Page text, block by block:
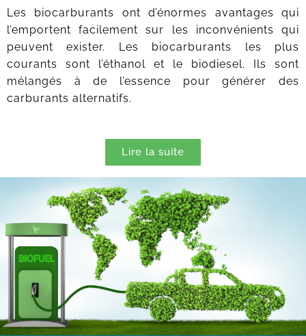
Les biocarburants ont d’énormes avantages qui
l’emportent facilement sur les inconvénients qui
peuvent exister. Les biocarburants les plus
courants sont l’éthanol et le biodiesel. Ils sont
mélangés à de l’essence pour générer des
carburants alternatifs.
Lire la suite